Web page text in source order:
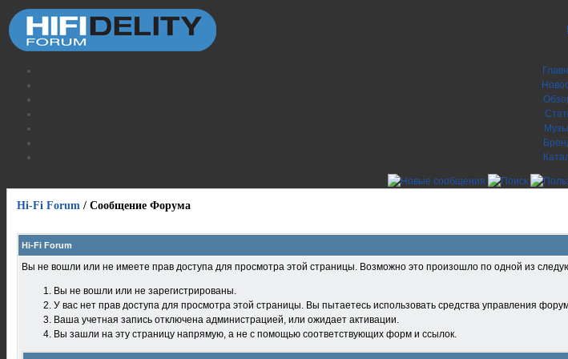
Hi-Fi Forum / Сообщение Форума
Hi-Fi Forum
Вы не вошли или не имеете прав доступа для просмотра этой страницы. Возможно это произошло по одной из
Вы не вошли или не зарегистрированы.
У вас нет прав доступа для просмотра этой страницы. Вы пытаетесь использовать средства управления
Ваша учетная запись отключена администрацией, или ожидает активации.
Вы зашли на эту страницу напрямую, а не с помощью соответствующих форм и ссылок.